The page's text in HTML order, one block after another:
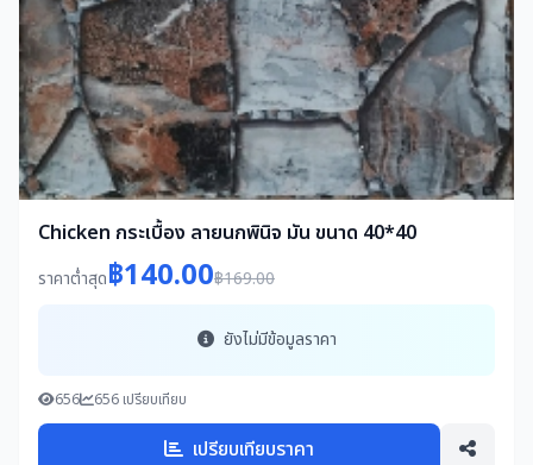
Chicken กระเบื้อง ลายนกพินิจ มัน ขนาด 40*40
ราคาต่ำสุด฿140.00฿169.00
ยังไม่มีข้อมูลราคา
656 656 เปรียบเทียบ
เปรียบเทียบราคา